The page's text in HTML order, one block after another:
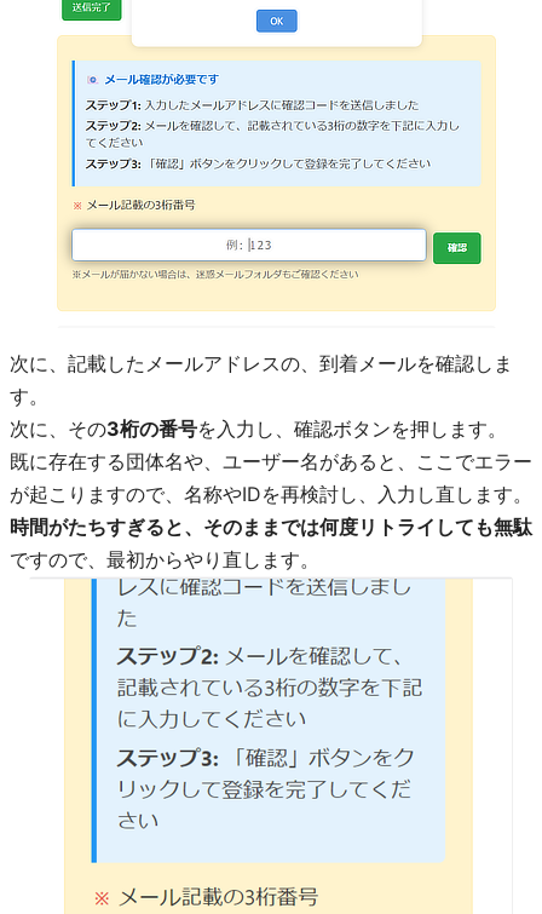
次に、記載したメールアドレスの、到着メールを確認しま
す。
次に、その3桁の番号を入力し、確認ボタンを押します。
既に存在する団体名や、ユーザー名があると、ここでエラー
が起こりますので、名称やIDを再検討し、入力し直します。
時間がたちすぎると、そのままでは何度リトライしても無駄
ですので、最初からやり直します。